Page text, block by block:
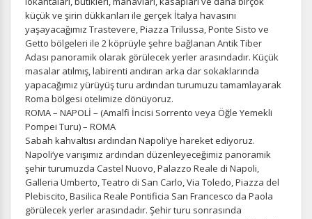
küçük ve şirin dükkanları ile gerçek İtalya havasını
yaşayacağımız Trastevere, Piazza Trilussa, Ponte Sisto ve
Getto bölgeleri ile 2 köprüyle şehre bağlanan Antik Tiber
Adası panoramik olarak görülecek yerler arasındadır. Küçük
masalar atılmış, labirenti andıran arka dar sokaklarında
yapacağımız yürüyüş turu ardından turumuzu tamamlayarak
Roma bölgesi otelimize dönüyoruz.
ROMA – NAPOLİ – (Amalfi İncisi Sorrento veya Öğle Yemekli
Pompei Turu) – ROMA
Sabah kahvaltısı ardından Napoli‘ye hareket ediyoruz.
Napoli‘ye varışımız ardından düzenleyeceğimiz panoramik
şehir turumuzda Castel Nuovo, Palazzo Reale di Napoli,
Galleria Umberto, Teatro di San Carlo, Via Toledo, Piazza del
Plebiscito, Basilica Reale Pontificia San Francesco da Paola
görülecek yerler arasındadır. Şehir turu sonrasında